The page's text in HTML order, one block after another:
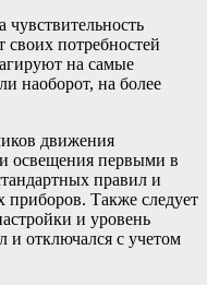
чувствительность
своих потребностей
на самые
наоборот, на более
движения
освещения первыми в
правил и
Также следует
и уровень
и отключался с учетом